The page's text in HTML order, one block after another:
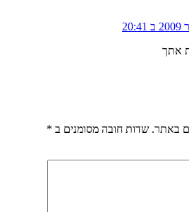
אתך
באתר. שדות חובה מסומנים ב *